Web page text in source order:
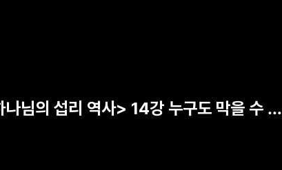
님의 섭리 역사> 14강 누구도 막을 수 없